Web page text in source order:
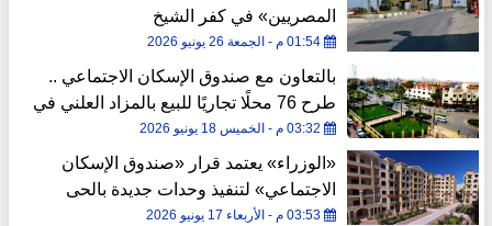
المصريين» في كفر الشيخ
01:54 م - الجمعة 26 يونيو 2026
بالتعاون مع صندوق الإسكان الاجتماعي ..
طرح 76 محلًا تجاريًا للبيع بالمزاد العلني في
كفر الشيخ
03:32 م - الخميس 18 يونيو 2026
«الوزراء» يعتمد قرار «صندوق الإسكان
الاجتماعي» لتنفيذ وحدات جديدة بالحى
الإماراتي ببورسعيد
03:53 م - الأربعاء 17 يونيو 2026